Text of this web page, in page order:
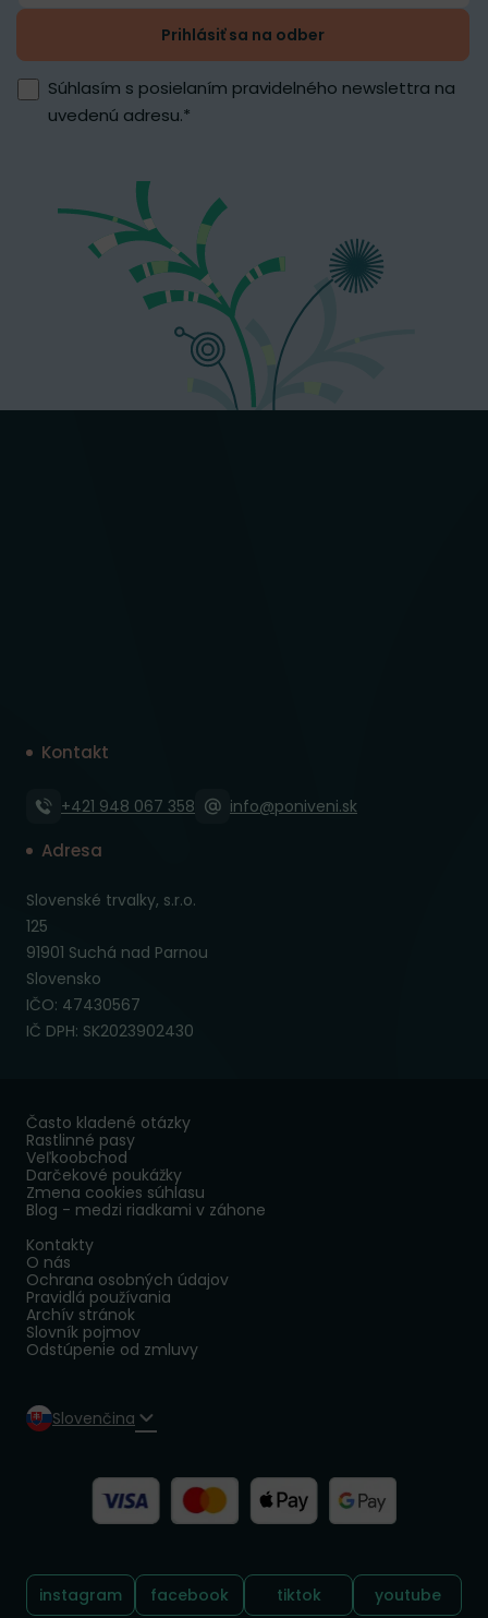
Prihlásiť sa na odber
Súhlasím s posielaním pravidelného newslettra na
uvedenú adresu.*
Kontakt
+421 948 067 358 info@poniveni.sk
Adresa
Slovenské trvalky, s.r.o.
125
91901 Suchá nad Parnou
Slovensko
IČO: 47430567
IČ DPH: SK2023902430
Často kladené otázky
Rastlinné pasy
Veľkoobchod
Darčekové poukážky
Zmena cookies súhlasu
Blog - medzi riadkami v záhone
Kontakty
O nás
Ochrana osobných údajov
Pravidlá používania
Archív stránok
Slovník pojmov
Odstúpenie od zmluvy
Slovenčina
Sledujte nás:
instagram facebook tiktok youtube